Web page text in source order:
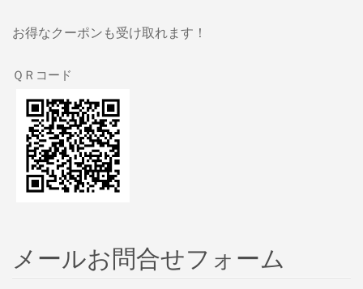
お得なクーポンも受け取れます！
ＱＲコード
メールお問合せフォーム